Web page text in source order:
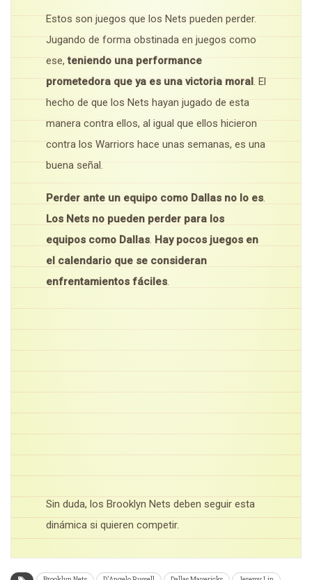
Estos son juegos que los Nets pueden perder.
Jugando de forma obstinada en juegos como
ese,teniendo una performance
prometedora que ya es una victoria moral . El
hecho de que los Nets hayan jugado de esta
manera contra ellos, al igual que ellos hicieron
contra los Warriors hace unas semanas, es una
buena señal.
Perder ante un equipo como Dallas no lo es.
Los Nets no pueden perder para los
equipos como Dallas. Hay pocos juegos en
el calendario que se consideran
enfrentamientos fáciles.
Sin duda, los Brooklyn Nets deben seguir esta
dinámica si quieren competir.